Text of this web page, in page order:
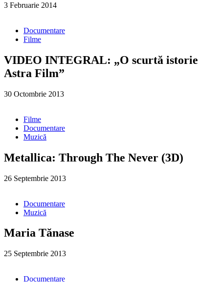
3 Februarie 2014
Documentare
Filme
VIDEO INTEGRAL: „O scurtă istorie
Astra Film”
30 Octombrie 2013
Filme
Documentare
Muzică
Metallica: Through The Never (3D)
26 Septembrie 2013
Documentare
Muzică
Maria Tănase
25 Septembrie 2013
Documentare